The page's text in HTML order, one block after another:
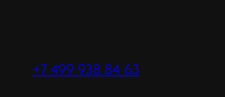
+7 499 938 84 63